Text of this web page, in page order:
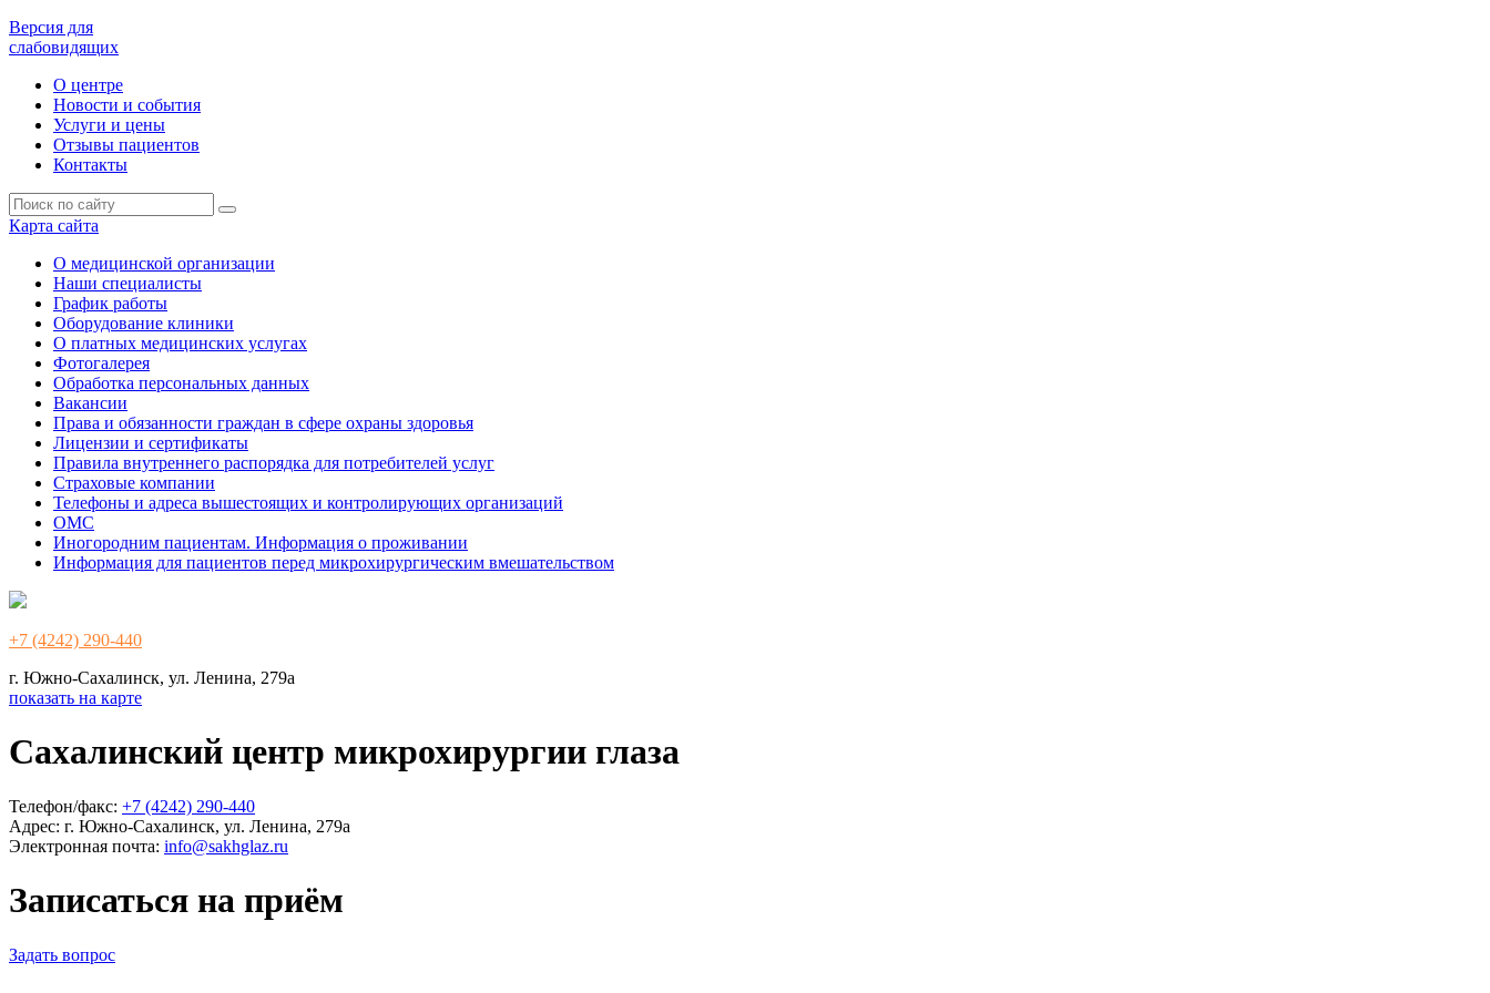
Версия для
слабовидящих
О центре
Новости и события
Услуги и цены
Отзывы пациентов
Контакты
Карта сайта
О медицинской организации
Наши специалисты
График работы
Оборудование клиники
О платных медицинских услугах
Фотогалерея
Обработка персональных данных
Вакансии
Права и обязанности граждан в сфере охраны здоровья
Лицензии и сертификаты
Правила внутреннего распорядка для потребителей услуг
Страховые компании
Телефоны и адреса вышестоящих и контролирующих организаций
ОМС
Иногородним пациентам. Информация о проживании
Информация для пациентов перед микрохирургическим вмешательством
+7 (4242) 290-440
г. Южно-Сахалинск, ул. Ленина, 279а
показать на карте
Сахалинский центр микрохирургии глаза
Телефон/факс: +7 (4242) 290-440
Адрес: г. Южно-Сахалинск, ул. Ленина, 279а
Электронная почта: info@sakhglaz.ru
Записаться на приём
Задать вопрос